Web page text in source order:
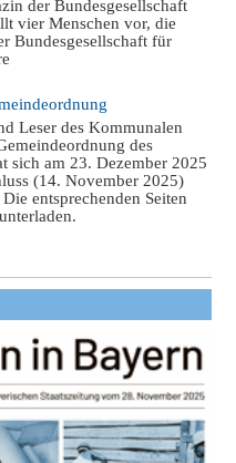
der Bundesgesellschaft
vier Menschen vor, die
Bundesgesellschaft für
Leser des Kommunalen
des
sich am 23. Dezember 2025
(14. November 2025)
entsprechenden Seiten